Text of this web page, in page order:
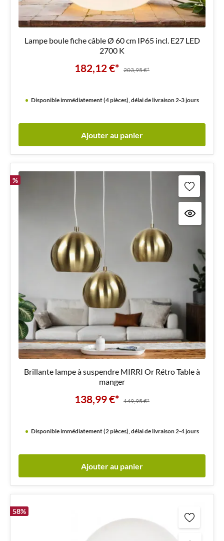
Lampe boule fiche câble Ø 60 cm IP65 incl. E27 LED
2700 K
182,12 €* 203,95 €*
Disponible immédiatement (4 pièces), délai de livraison 2-3 jours
Ajouter au panier
%
Brillante lampe à suspendre MIRRI Or Rétro Table à
manger
138,99 €* 149,95 €*
Disponible immédiatement (2 pièces), délai de livraison 2-4 jours
Ajouter au panier
58%